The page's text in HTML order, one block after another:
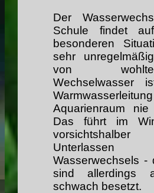
Der
Schule findet
besonderen
sehr
von
Wechselwasser
Aquarienraum
Das führt im
Wasserwechsels -
sind allerdings
schwach besetzt.